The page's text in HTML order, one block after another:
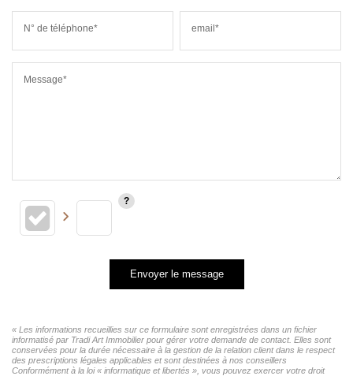
N° de téléphone* email*
Message*
Envoyer le message
« Les informations recueillies sur ce formulaire sont enregistrées dans un fichier
informatisé par Tradi Art Immobilier pour gérer votre demande de contact. Elles sont
conservées pour la durée nécessaire à la gestion de la relation client dans le respect
des prescriptions légales applicables et sont destinées à nos conseillers
Conformément à la loi « informatique et libertés », vous pouvez exercer votre droit